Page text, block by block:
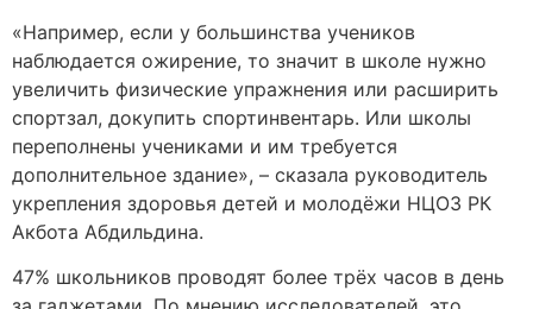
«Например, если у большинства учеников
наблюдается ожирение, то значит в школе нужно
увеличить физические упражнения или расширить
спортзал, докупить спортинвентарь. Или школы
переполнены учениками и им требуется
дополнительное здание», – сказала руководитель
укрепления здоровья детей и молодёжи НЦОЗ РК
Акбота Абдильдина.
47% школьников проводят более трёх часов в день